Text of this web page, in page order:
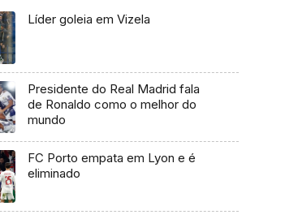
Líder goleia em Vizela
Presidente do Real Madrid fala
de Ronaldo como o melhor do
mundo
FC Porto empata em Lyon e é
eliminado